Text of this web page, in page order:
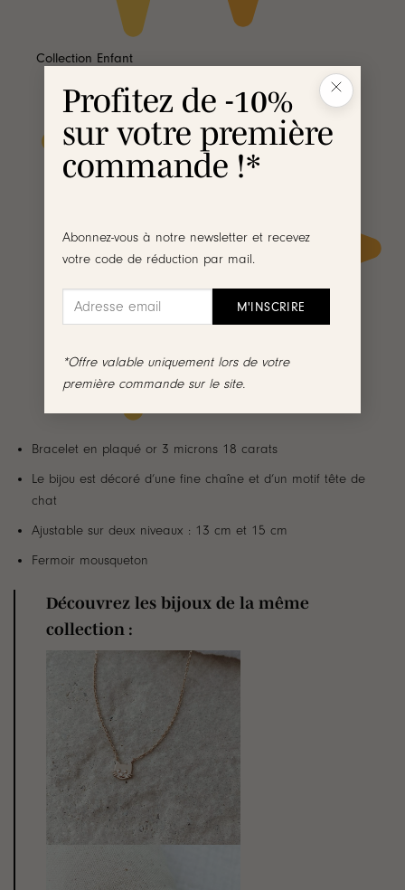
Profitez de -10%
sur votre première
commande !*
Abonnez-vous à notre newsletter et recevez
votre code de réduction par mail.
*Offre valable uniquement lors de votre
première commande sur le site.
Collection Enfant
Bracelet en plaqué or 3 microns 18 carats
Le bijou est décoré d’une fine chaîne et d’un motif tête de
chat
Ajustable sur deux niveaux : 13 cm et 15 cm
Fermoir mousqueton
Découvrez les bijoux de la même
collection :